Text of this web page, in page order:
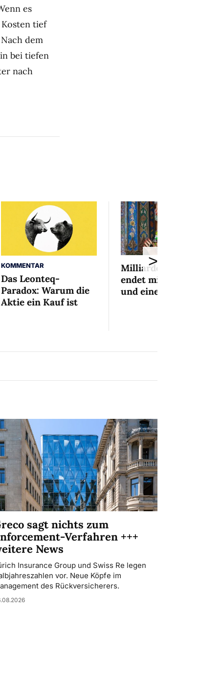
es
tief
dem
bei tiefen
nach
KOMMENTAR
Das Leonteq-
Paradox: Warum die
Aktie ein Kauf ist
Milliardenaffäre
endet mit Mini-Busse
und einem Bedingten
>
sagt nichts zum
Verfahren +++
News
Insurance Group und Swiss Re legen
vor. Neue Köpfe im
des Rückversicherers.